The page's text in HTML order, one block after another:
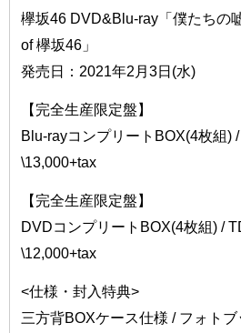
欅坂46 DVD&Blu-ray「僕たちの
of 欅坂46」
発売日：2021年2月3日(水)
【完全生産限定盤】
Blu-rayコンプリートBOX(4枚組)
\13,000+tax
【完全生産限定盤】
DVDコンプリートBOX(4枚組) /
\12,000+tax
<仕様・封入特典>
三方背BOXケース仕様 / フォト